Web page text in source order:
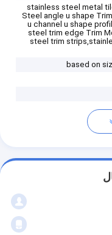
stainless steel metal
Steel angle u shape
u channel u shape
steel trim edge Trim
steel trim
based on